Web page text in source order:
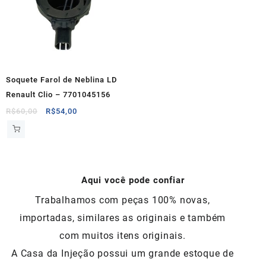
Soquete Farol de Neblina LD
Renault Clio – 7701045156
R$60,00
O
R$54,00
Aqui você pode confiar
Trabalhamos com peças 100% novas,
importadas, similares as originais e também
com muitos itens originais.
A Casa da Injeção possui um grande estoque de